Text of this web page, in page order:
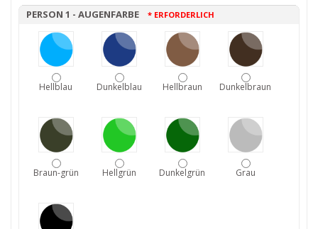
PERSON 1 - AUGENFARBE * ERFORDERLICH
Hellblau Dunkelblau Hellbraun Dunkelbraun
Braun-grün Hellgrün Dunkelgrün Grau